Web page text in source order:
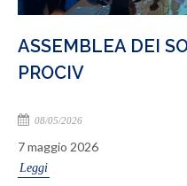
ASSEMBLEA DEI
PROCIV
08/05/2026
7 maggio 2026
Leggi